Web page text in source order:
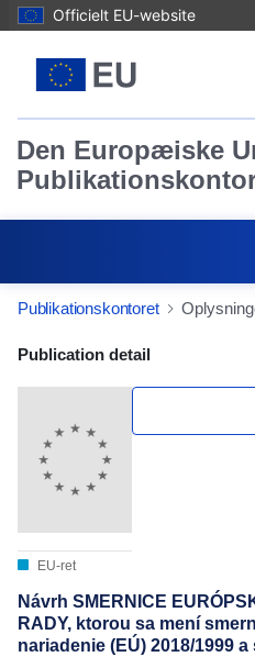
Officielt EU-website
Den Europæiske
Publikationskontoret
Publication Detail
Publication detail
EU-ret
Návrh SMERNICE
RADY, ktorou sa mení
nariadenie (EÚ) 2018/1999